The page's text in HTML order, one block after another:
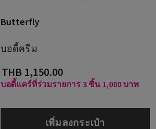
Butterfly
บอดี้ครีม
THB 1,150.00
บอดี้แคร์ที่ร่วมรายการ 3 ชิ้น 1,000 บาท
เพิ่มลงกระเป๋า